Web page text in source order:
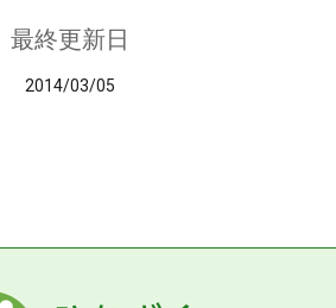
最終更新日
2014/03/05